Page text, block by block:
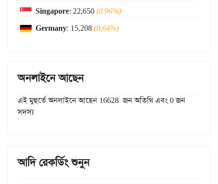
Singapore: 22,650(0.96%)
Germany: 15,208(0.64%)
অনলাইনে আছেন
এই মুহুর্তে অনলাইনে আছেন 16628 জন অতিথি এবং 0 জন
সদস্য
আদি রেকর্ডিং শুনুন